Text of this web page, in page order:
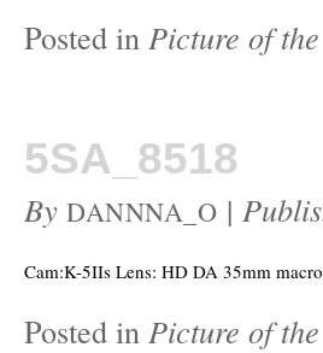
Posted in Picture of
5SA_8518
By DANNNA_O |
Cam:K-5IIs Lens: HD DA 35mm
Posted in Picture of